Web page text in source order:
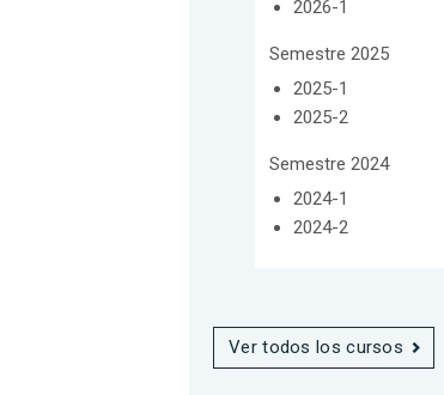
2026-1
Semestre 2025
2025-1
2025-2
Semestre 2024
2024-1
2024-2
Ver todos los cursos